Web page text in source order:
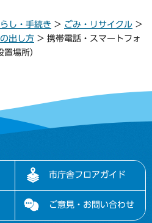
し・手続き > ごみ・リサイクル >
出し方 > 携帯電話・スマートフォ
場所）
市庁舎フロアガイド
ご意見・お問い合わせ